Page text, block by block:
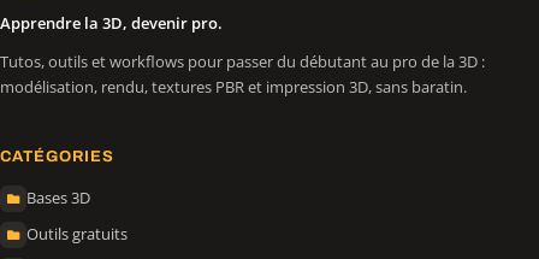
Apprendre la 3D, devenir pro.
Tutos, outils et workflows pour passer du débutant au pro de la 3D :
modélisation, rendu, textures PBR et impression 3D, sans baratin.
CATÉGORIES
Bases 3D
Outils gratuits